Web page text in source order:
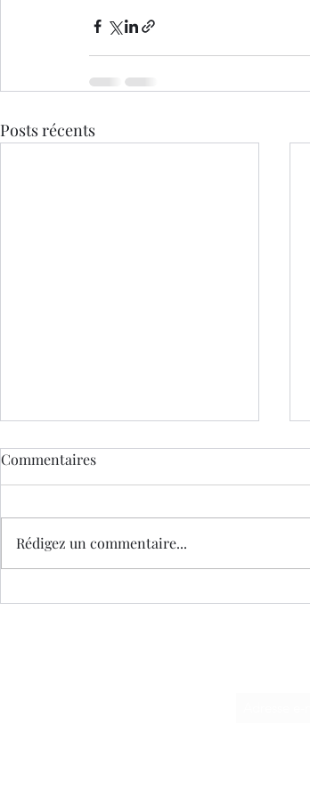
Posts récents
Pourquoi D.E.litt
Commentaires
Rédigez un commentaire...